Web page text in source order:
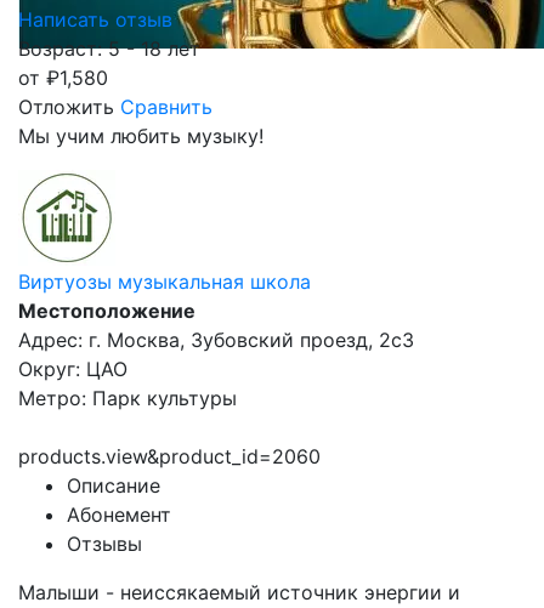
Написать отзыв
Возраст: 5 - 18 лет
от ₽1,580
Отложить Сравнить
Мы учим любить музыку!
Виртуозы музыкальная школа
Местоположение
Адрес: г. Москва, Зубовский проезд, 2с3
Округ: ЦАО
Метро: Парк культуры
products.view&product_id=2060
Описание
Абонемент
Отзывы
Малыши - неиссякаемый источник энергии и